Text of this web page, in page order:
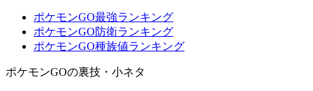
ポケモンGO最強ランキング
ポケモンGO防衛ランキング
ポケモンGO種族値ランキング
ポケモンGOの裏技・小ネタ